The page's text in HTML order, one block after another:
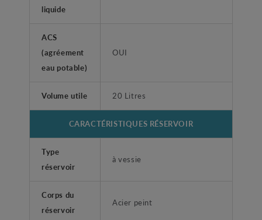
liquide
ACS
(agréement
eau potable)
OUI
Volume utile 20 Litres
CARACTÉRISTIQUES RÉSERVOIR
Type
réservoir
à vessie
Corps du
réservoir
Acier peint